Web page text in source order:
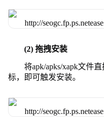
(2) 拖拽安装
将apk/apks/xapk文件
标，即可触发安装。